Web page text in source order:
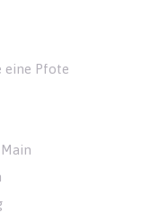
eine Pfote